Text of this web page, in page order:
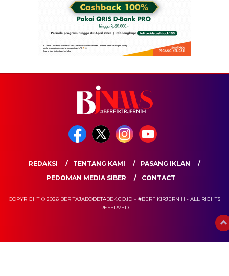
REDAKSI TENTANG KAMI
PASANG IKLAN
PEDOMAN MEDIA SIBER
CONTACT
COPYRIGHT © 2026 BERITAJABODETABEK.CO.ID – #BERFIKIRJERNIH - ALL RIGHTS
RESERVED